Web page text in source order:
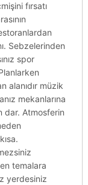
fırsatı
Sebzelerinden
spor
alanıdır müzik
mekanlarına
dar. Atmosferin
temalara
yerdesiniz